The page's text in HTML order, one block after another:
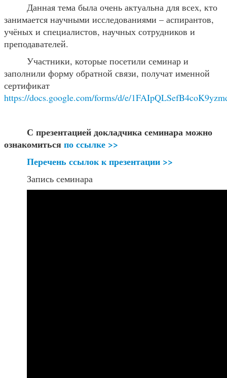
Данная тема была очень актуальна для всех, кто
занимается научными исследованиями – аспирантов,
учёных и специалистов, научных сотрудников и
преподавателей.
Участники, которые посетили семинар и
заполнили форму обратной связи, получат именной
сертификат
https://docs.google.com/forms/d/e/
С презентацией докладчика семинара можно
ознакомитьсяпо ссылке >>
Перечень ссылок к презентации >>
Запись семинара